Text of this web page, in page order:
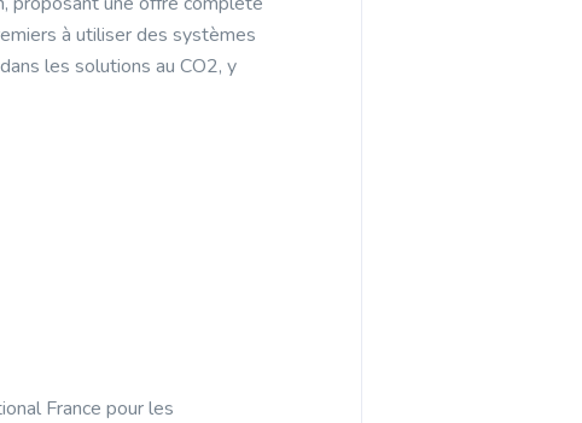
à utiliser des systèmes
les solutions au CO2, y
France pour les